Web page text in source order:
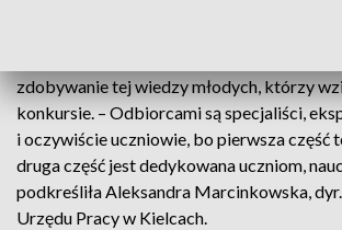
zdobywanie tej wiedzy młodych, którzy
konkursie. – Odbiorcami są specjaliści,
i oczywiście uczniowie, bo pierwsza część
druga część jest dedykowana uczniom,
podkreśliła Aleksandra Marcinkowska,
Urzędu Pracy w Kielcach.